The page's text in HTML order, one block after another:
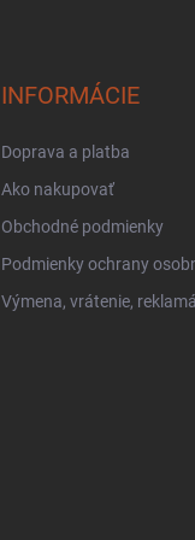
INFORMÁCIE
Doprava a platba
Ako nakupovať
Obchodné podmienky
Podmienky ochrany
Výmena, vrátenie,